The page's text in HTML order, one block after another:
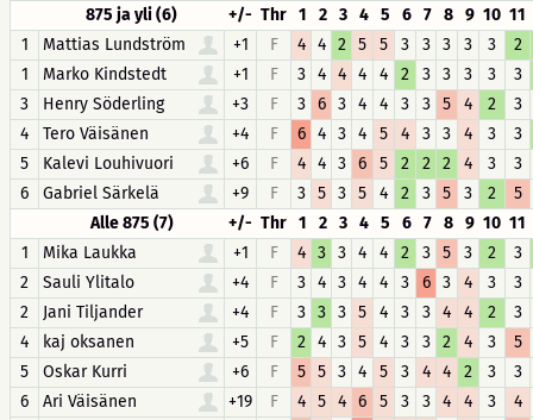
875 ja yli (6)
+/- Thr 1 2 3 4 5 6 7 8 9 10 11
1
Mattias Lundström +1 F 4 4 2 5 5 3 3 3 3 3
2
1
Marko Kindstedt +1 F 3 4 4 4 4 2 3 3 3 3
3
3
Henry Söderling +3 F 3 6 3 4 4 3 3 5 4 2
3
4
Tero Väisänen +4 F 6 4 3 4 5 4 3 3 4 3
3
5
Kalevi Louhivuori +6 F 4 4 3 6 5 2 2 2 4 3
3
6
Gabriel Särkelä +9 F 3 5 3 5 4 2 3 5 3 2
5
Alle 875 (7)
+/- Thr 1 2 3 4 5 6 7 8 9 10 11
1
Mika Laukka +1 F 4 3 3 4 4 2 3 5 3 2
3
2
Sauli Ylitalo +4 F 3 4 3 4 4 3 6 3 4 3
3
2
Jani Tiljander +4 F 3 3 3 5 4 3 3 4 4 2
3
4
kaj oksanen +5 F 2 4 3 5 4 3 3 2 4 3
5
5
Oskar Kurri +6 F 5 5 3 4 5 3 4 4 2 3
3
6
Ari Väisänen +19 F 4 5 4 6 5 3 3 4 4 3
4